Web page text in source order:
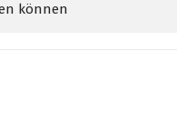
können